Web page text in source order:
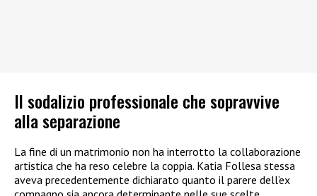
Il sodalizio professionale che sopravvive
alla separazione
La fine di un matrimonio non ha interrotto la collaborazione
artistica che ha reso celebre la coppia. Katia Follesa stessa
aveva precedentemente dichiarato quanto il parere dell’ex